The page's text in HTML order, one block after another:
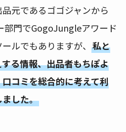
元であるゴゴジャンから
部門でGogoJungleアワード
ルでもありますが、 私と
る情報、出品者もちぽよ
コミを総合的に考えて利
した。